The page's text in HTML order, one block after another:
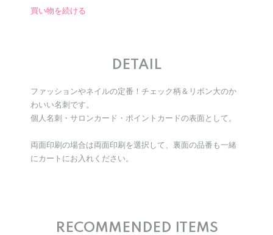
買い物を続ける
DETAIL
ファッションやネイルの定番！チェック柄＆リボン大のか
わいい名刺です。
個人名刺・サロンカード・ポイントカードの表面として。
両面印刷の場合は両面印刷を選択して、裏面の品番も一緒
にカートにお入れください。
RECOMMENDED ITEMS